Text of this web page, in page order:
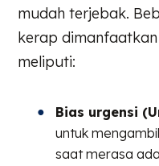
mudah terjebak.
kerap
meliputi:
Bias urgensi
untuk
saat merasa